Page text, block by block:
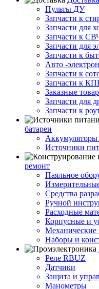
Пульты ДУ
Запчасти к
Запчасти для
Запчасти к
Запчасти для
Запчасти к
Авто -
Запчасти к
Запчасти к
Заказные
Запчасти для
Запчасти к
батареи
Аккумуляторы
Источники
ремонт
Паяльное
Средства
Ручной
Расходные
Корпусные и
Механические
Наборы и
Реле RBUZ
Датчики
Защита и
Манометры